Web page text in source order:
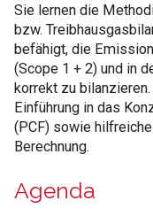
Sie lernen die
bzw.
befähigt, die
(Scope 1 + 2) und in
korrekt zu
Einführung in das
(PCF) sowie
Berechnung.
Agenda